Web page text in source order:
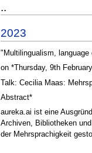
..
2023
"Multilingualism,
on *Thursday, 9th
Talk: Cecilia Maas:
Abstract*
aureka.ai ist eine
Archiven, Bibliotheken
der Mehrsprachigkeit